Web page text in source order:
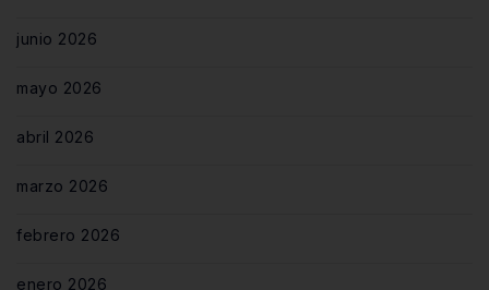
junio 2026
mayo 2026
abril 2026
marzo 2026
febrero 2026
enero 2026